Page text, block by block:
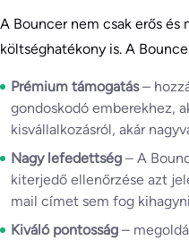
A Bouncer nem csak erős és
költséghatékony is. A
Prémium támogatás–
gondoskodó emberekhez,
kisvállalkozásról, akár
Nagy lefedettség – A
kiterjedő ellenőrzése azt
mail címet sem fog
Kiváló pontosság –